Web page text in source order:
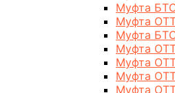
Муфта
Муфта
Муфта
Муфта
Муфта
Муфта
Муфта